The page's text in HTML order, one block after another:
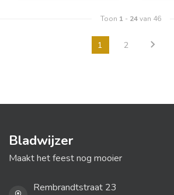
Toon 1 - 24van 46
1 2
Bladwijzer
Maakt het feest nog mooier
Rembrandtstraat 23